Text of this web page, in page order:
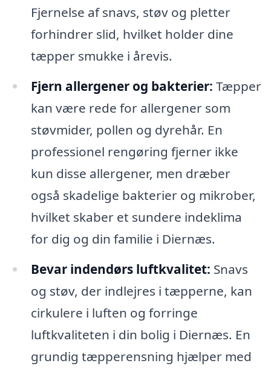
Fjernelse af snavs, støv og pletter
forhindrer slid, hvilket holder dine
tæpper smukke i årevis.
Fjern allergener og bakterier: Tæpper
kan være rede for allergener som
støvmider, pollen og dyrehår. En
professionel rengøring fjerner ikke
kun disse allergener, men dræber
også skadelige bakterier og mikrober,
hvilket skaber et sundere indeklima
for dig og din familie i Diernæs.
Bevar indendørs luftkvalitet: Snavs
og støv, der indlejres i tæpperne, kan
cirkulere i luften og forringe
luftkvaliteten i din bolig i Diernæs. En
grundig tæpperensning hjælper med